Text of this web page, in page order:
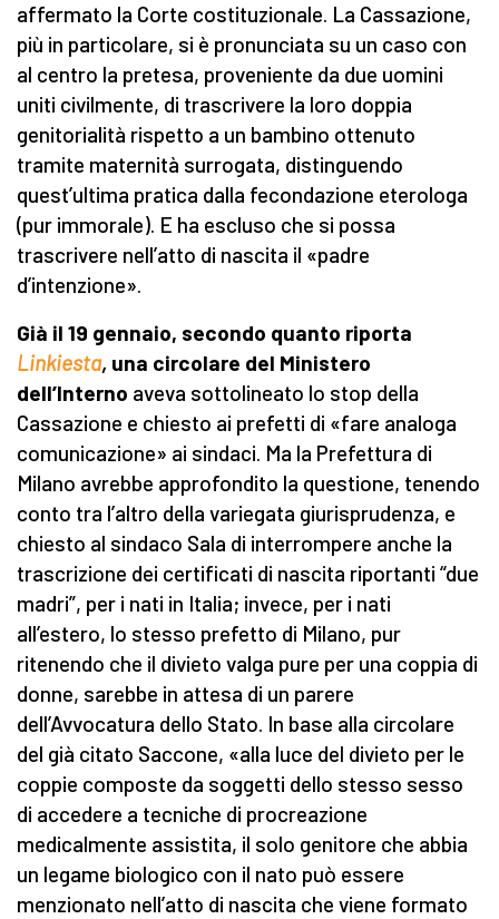
affermato la Corte costituzionale. La Cassazione,
più in particolare, si è pronunciata su un caso con
al centro la pretesa, proveniente da due uomini
uniti civilmente, di trascrivere la loro doppia
genitorialità rispetto a un bambino ottenuto
tramite maternità surrogata, distinguendo
quest’ultima pratica dalla fecondazione eterologa
(pur immorale). E ha escluso che si possa
trascrivere nell’atto di nascita il «padre
d’intenzione».
Già il 19 gennaio, secondo quanto riporta
Linkiesta, una circolare del Ministero
dell’Interno aveva sottolineato lo stop della
Cassazione e chiesto ai prefetti di «fare analoga
comunicazione» ai sindaci. Ma la Prefettura di
Milano avrebbe approfondito la questione, tenendo
conto tra l’altro della variegata giurisprudenza, e
chiesto al sindaco Sala di interrompere anche la
trascrizione dei certificati di nascita riportanti “due
madri”, per i nati in Italia; invece, per i nati
all’estero, lo stesso prefetto di Milano, pur
ritenendo che il divieto valga pure per una coppia di
donne, sarebbe in attesa di un parere
dell’Avvocatura dello Stato. In base alla circolare
del già citato Saccone, «alla luce del divieto per le
coppie composte da soggetti dello stesso sesso
di accedere a tecniche di procreazione
medicalmente assistita, il solo genitore che abbia
un legame biologico con il nato può essere
menzionato nell’atto di nascita che viene formato